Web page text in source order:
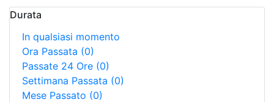
Durata
In qualsiasi momento
Ora Passata (0)
Passate 24 Ore (0)
Settimana Passata (0)
Mese Passato (0)